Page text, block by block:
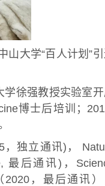
大学“百人计划”引
徐强教授实验室开
博士后培训；
独立通讯)，
最后通讯)，
，最后通讯）